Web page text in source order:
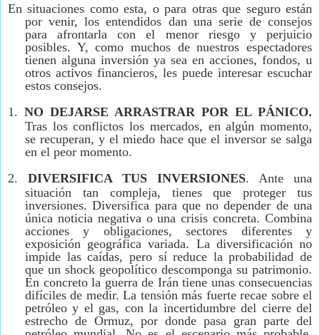
En situaciones como esta, o para otras que seguro están
por venir, los entendidos dan una serie de consejos
para afrontarla con el menor riesgo y perjuicio
posibles. Y, como muchos de nuestros espectadores
tienen alguna inversión ya sea en acciones, fondos, u
otros activos financieros, les puede interesar escuchar
estos consejos.
1. NO DEJARSE ARRASTRAR POR EL PÁNICO.
Tras los conflictos los mercados, en algún momento,
se recuperan, y el miedo hace que el inversor se salga
en el peor momento.
2.
DIVERSIFICA TUS INVERSIONES. Ante una
situación tan compleja, tienes que proteger tus
inversiones. Diversifica para que no depender de una
única noticia negativa o una crisis concreta. Combina
acciones y obligaciones, sectores diferentes y
exposición geográfica variada. La diversificación no
impide las caídas, pero sí reduce la probabilidad de
que un shock geopolítico descomponga su patrimonio.
En concreto la guerra de Irán tiene unas consecuencias
difíciles de medir. La tensión más fuerte recae sobre el
petróleo y el gas, con la incertidumbre del cierre del
estrecho de Ormuz, por donde pasa gran parte del